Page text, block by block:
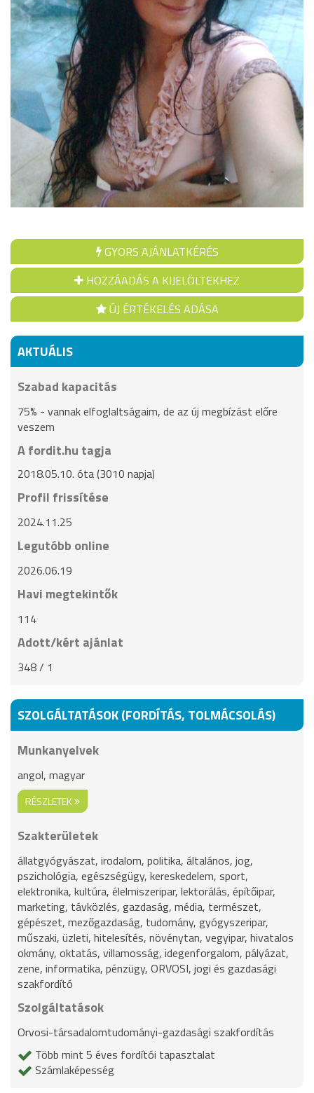
GYORS AJÁNLATKÉRÉS
HOZZÁADÁS A KIJELÖLTEKHEZ
ÚJ ÉRTÉKELÉS ADÁSA
AKTUÁLIS
Szabad kapacitás
75% - vannak elfoglaltságaim, de az új megbízást előre
veszem
A fordit.hu tagja
2018.05.10. óta (3010 napja)
Profil frissítése
2024.11.25
Legutóbb online
2026.06.19
Havi megtekintők
114
Adott/kért ajánlat
348 / 1
SZOLGÁLTATÁSOK (FORDÍTÁS, TOLMÁCSOLÁS)
Munkanyelvek
angol, magyar
RÉSZLETEK
Szakterületek
állatgyógyászat, irodalom, politika, általános, jog,
pszichológia, egészségügy, kereskedelem, sport,
elektronika, kultúra, élelmiszeripar, lektorálás, építőipar,
marketing, távközlés, gazdaság, média, természet,
gépészet, mezőgazdaság, tudomány, gyógyszeripar,
műszaki, üzleti, hitelesítés, növénytan, vegyipar, hivatalos
okmány, oktatás, villamosság, idegenforgalom, pályázat,
zene, informatika, pénzügy, ORVOSI, jogi és gazdasági
szakfordító
Szolgáltatások
Orvosi-társadalomtudományi-gazdasági szakfordítás
Több mint 5 éves fordítói tapasztalat
Számlaképesség